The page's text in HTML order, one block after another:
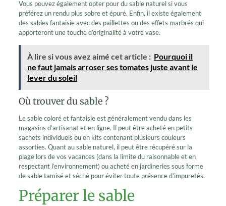
Vous pouvez également opter pour du sable naturel si vous
préférez un rendu plus sobre et épuré. Enfin, il existe également
des sables fantaisie avec des paillettes ou des effets marbrés qui
apporteront une touche d’originalité à votre vase.
À lire si vous avez aimé cet article : Pourquoi il
ne faut jamais arroser ses tomates juste avant le
lever du soleil
Où trouver du sable ?
Le sable coloré et fantaisie est généralement vendu dans les
magasins d’artisanat et en ligne. Il peut être acheté en petits
sachets individuels ou en kits contenant plusieurs couleurs
assorties. Quant au sable naturel, il peut être récupéré sur la
plage lors de vos vacances (dans la limite du raisonnable et en
respectant l’environnement) ou acheté en jardineries sous forme
de sable tamisé et séché pour éviter toute présence d’impuretés.
Préparer le sable